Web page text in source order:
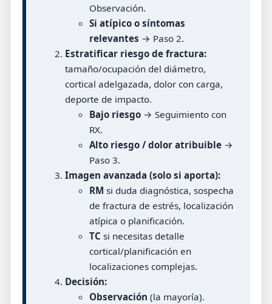
Observación.
Si atípico o síntomas
relevantes → Paso 2.
Estratificar riesgo de fractura:
tamaño/ocupación del diámetro,
cortical adelgazada, dolor con carga,
deporte de impacto.
Bajo riesgo → Seguimiento con
RX.
Alto riesgo / dolor atribuible →
Paso 3.
Imagen avanzada (solo si aporta):
RM si duda diagnóstica, sospecha
de fractura de estrés, localización
atípica o planificación.
TC si necesitas detalle
cortical/planificación en
localizaciones complejas.
Decisión:
Observación (la mayoría).